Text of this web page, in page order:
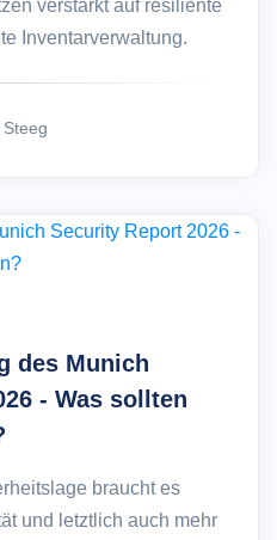
verstärkt auf resiliente
Inventarverwaltung.
des Munich
- Was sollten
braucht es
und letztlich auch mehr